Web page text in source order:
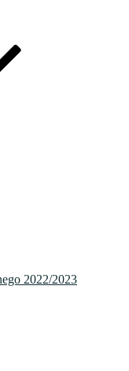
2022/2023